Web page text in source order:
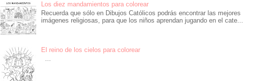
Los diez mandamientos para colorear
Recuerda que sólo en Dibujos Católicos podrás encontrar las mejores
imágenes religiosas, para que los niños aprendan jugando en el cate...
El reino de los cielos para colorear